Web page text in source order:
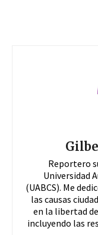
Reportero
Universidad
(UABCS). Me
las causas
en la libertad
incluyendo las